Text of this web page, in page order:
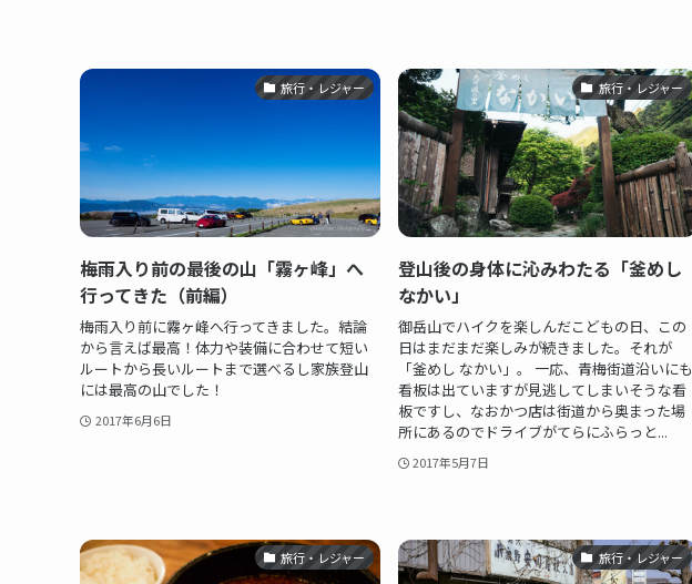
旅行・レジャー
梅雨入り前の最後の山「霧ヶ峰」へ
行ってきた（前編）
梅雨入り前に霧ヶ峰へ行ってきました。結論
から言えば最高！体力や装備に合わせて短い
ルートから長いルートまで選べるし家族登山
には最高の山でした！
2017年6月6日
旅行・レジャー
登山後の身体に沁みわたる「釜めし
なかい」
御岳山でハイクを楽しんだこどもの日、この
日はまだまだ楽しみが続きました。それが
「釜めし なかい」。 一応、青梅街道沿いにも
看板は出ていますが見逃してしまいそうな看
板ですし、なおかつ店は街道から奥まった場
所にあるのでドライブがてらにふらっと...
2017年5月7日
旅行・レジャー 旅行・レジャー